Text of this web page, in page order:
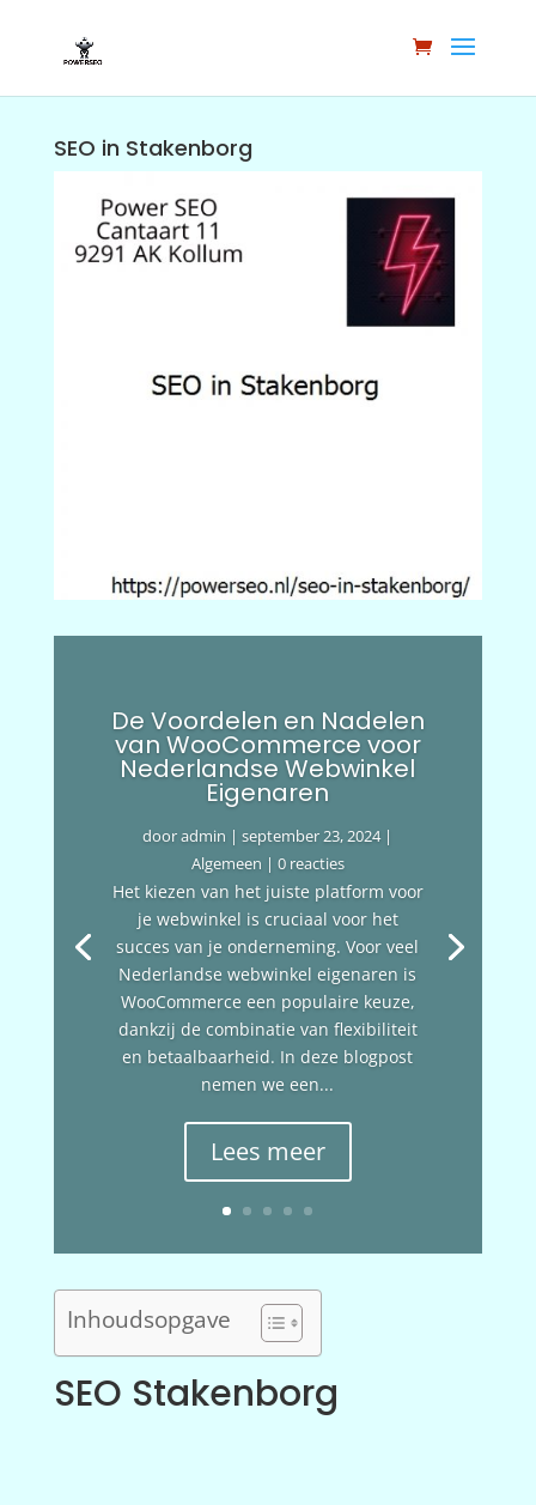
SEO in Stakenborg
De Voordelen en Nadelen
van WooCommerce voor
Nederlandse Webwinkel
Eigenaren
dooradmin |september 23, 2024|
Algemeen | 0 reacties
Het kiezen van het juiste platform voor
je webwinkel is cruciaal voor het
succes van je onderneming. Voor veel
Nederlandse webwinkel eigenaren is
WooCommerce een populaire keuze,
dankzij de combinatie van flexibiliteit
en betaalbaarheid. In deze blogpost
nemen we een...
Lees meer
Inhoudsopgave
SEO Stakenborg